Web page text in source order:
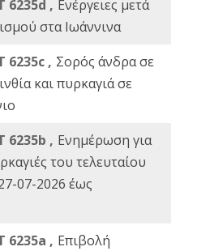
6235d , Ενέργειες μετά
στα Ιωάννινα
6235c , Σορός άνδρα σε
και πυρκαγιά σε
6235b , Ενημέρωση για
του τελευταίου
07-2026 έως
6235a , Eπιβολή